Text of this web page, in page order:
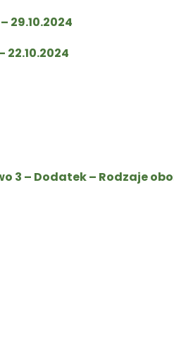
29.10.2024
3 – Dodatek – Rodzaje